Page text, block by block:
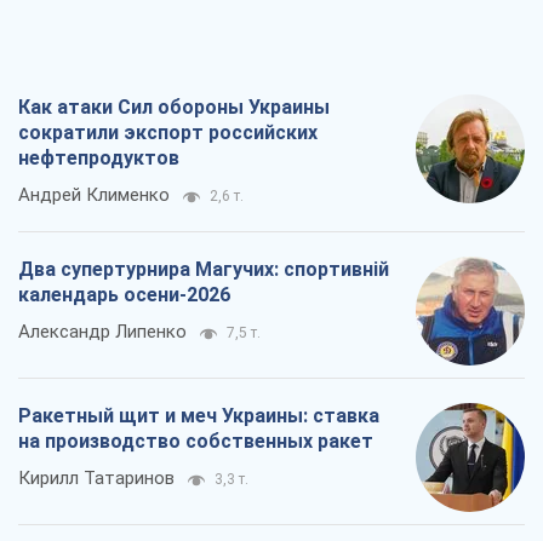
Как атаки Сил обороны Украины
сократили экспорт российских
нефтепродуктов
Андрей Клименко 2,6 т.
Два супертурнира Магучих: спортивній
календарь осени-2026
Александр Липенко 7,5 т.
Ракетный щит и меч Украины: ставка
на производство собственных ракет
Кирилл Татаринов 3,3 т.